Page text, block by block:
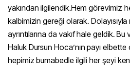
yakından ilgilendik.Hem görevimiz
kalbimizin gereği olarak.
ayrıntılarına da vakıf hale geldik.
Haluk Dursun Hoca’nın payı elbette
hepimiz bumabedle ilgili her şeyi